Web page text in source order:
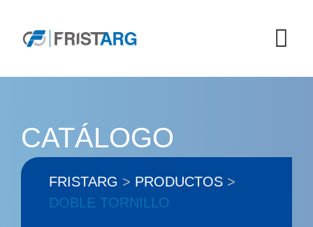
content
CATÁLOGO
FRISTARG > PRODUCTOS >
DOBLE TORNILLO